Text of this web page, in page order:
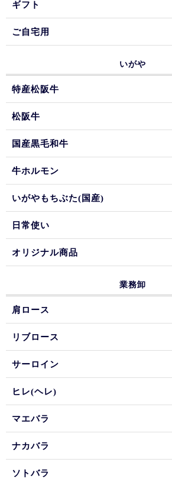
ギフト
ご自宅用
いがや
特産松阪牛
松阪牛
国産黒毛和牛
牛ホルモン
いがやもちぶた(国産)
日常使い
オリジナル商品
業務卸
肩ロース
リブロース
サーロイン
ヒレ(ヘレ)
マエバラ
ナカバラ
ソトバラ